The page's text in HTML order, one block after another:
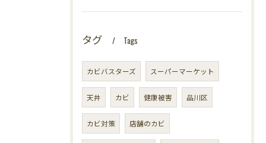
タグ Tags
カビバスターズ スーパーマーケット
天井 カビ 健康被害 品川区
カビ対策 店舗のカビ